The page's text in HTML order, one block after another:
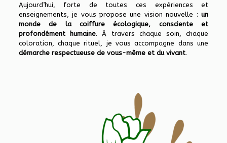
Aujourd’hui, forte de toutes ces expériences et
enseignements, je vous propose une vision nouvelle :un
monde de la coiffure écologique, consciente et
profondément humaine. À travers chaque soin, chaque
coloration, chaque rituel, je vous accompagne dans une
démarche respectueuse de vous-même et du vivant.